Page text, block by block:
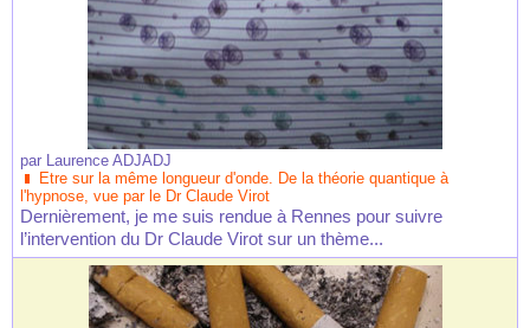
par Laurence ADJADJ
Etre sur la même longueur d'onde. De la théorie quantique à
l'hypnose, vue par le Dr Claude Virot
Dernièrement, je me suis rendue à Rennes pour suivre
l’intervention du Dr Claude Virot sur un thème...